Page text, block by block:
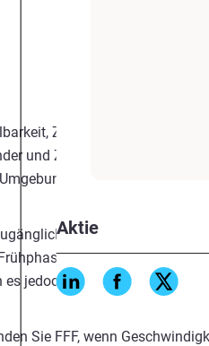
Aktie
Zuverlässigkeit und
und Zeiträume hinweg
vorhersehbare
und erschwinglich
Seine offene
jedoch schwierig,
Sie FFF, wenn